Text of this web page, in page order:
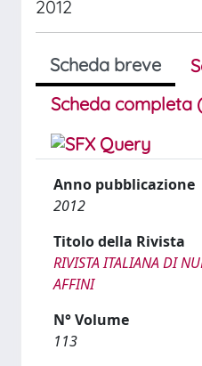
2012
Scheda breve
Scheda completa
Anno pubblicazione
2012
Titolo della Rivista
RIVISTA ITALIANA DI
AFFINI
N° Volume
113